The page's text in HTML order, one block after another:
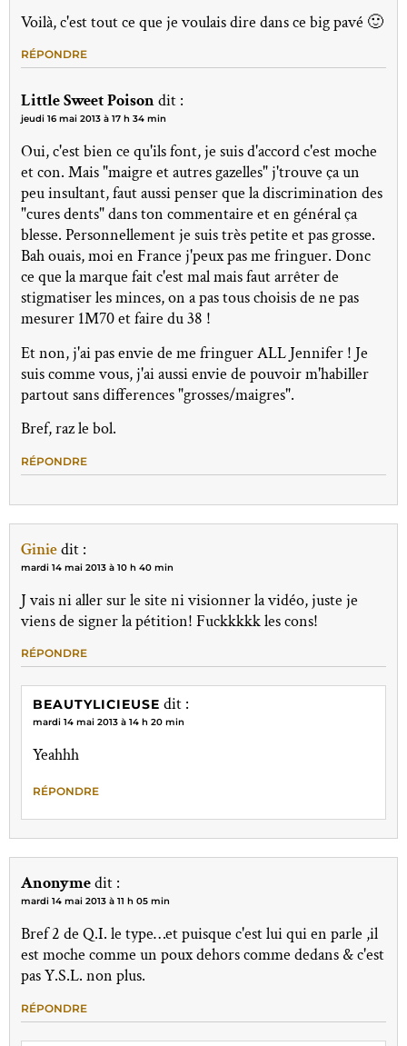
Voilà, c'est tout ce que je voulais dire dans ce big pavé 🙂
RÉPONDRE
Little Sweet Poisondit :
jeudi 16 mai 2013 à 17 h 34 min
Oui, c'est bien ce qu'ils font, je suis d'accord c'est moche
et con. Mais "maigre et autres gazelles" j'trouve ça un
peu insultant, faut aussi penser que la discrimination des
"cures dents" dans ton commentaire et en général ça
blesse. Personnellement je suis très petite et pas grosse.
Bah ouais, moi en France j'peux pas me fringuer. Donc
ce que la marque fait c'est mal mais faut arrêter de
stigmatiser les minces, on a pas tous choisis de ne pas
mesurer 1M70 et faire du 38 !
Et non, j'ai pas envie de me fringuer ALL Jennifer ! Je
suis comme vous, j'ai aussi envie de pouvoir m'habiller
partout sans differences "grosses/maigres".
Bref, raz le bol.
RÉPONDRE
Giniedit :
mardi 14 mai 2013 à 10 h 40 min
J vais ni aller sur le site ni visionner la vidéo, juste je
viens de signer la pétition! Fuckkkkk les cons!
RÉPONDRE
BEAUTYLICIEUSE dit :
mardi 14 mai 2013 à 14 h 20 min
Yeahhh
RÉPONDRE
Anonymedit :
mardi 14 mai 2013 à 11 h 05 min
Bref 2 de Q.I. le type…et puisque c'est lui qui en parle ,il
est moche comme un poux dehors comme dedans & c'est
pas Y.S.L. non plus.
RÉPONDRE